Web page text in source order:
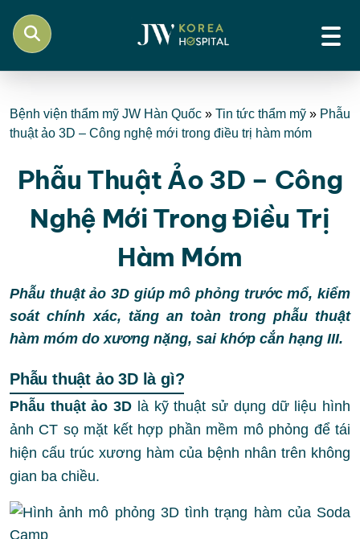
Bệnh viện thẩm mỹ JW Hàn Quốc » Tin tức thẩm mỹ » Phẫu
thuật ảo 3D – Công nghệ mới trong điều trị hàm móm
Phẫu Thuật Ảo 3D – Công
Nghệ Mới Trong Điều Trị
Hàm Móm
Phẫu thuật ảo 3D giúp mô phỏng trước mổ, kiểm
soát chính xác, tăng an toàn trong phẫu thuật
hàm móm do xương nặng, sai khớp cắn hạng III.
Phẫu thuật ảo 3D là gì?
Phẫu thuật ảo 3D là kỹ thuật sử dụng dữ liệu hình
ảnh CT sọ mặt kết hợp phần mềm mô phỏng để tái
hiện cấu trúc xương hàm của bệnh nhân trên không
gian ba chiều.